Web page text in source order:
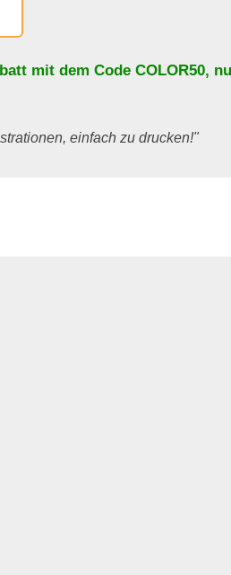
mit dem Code COLOR50,
einfach zu drucken!"